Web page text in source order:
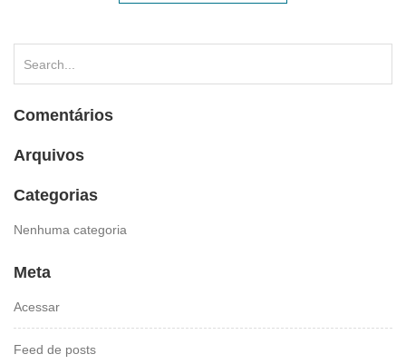
Comentários
Arquivos
Categorias
Nenhuma categoria
Meta
Acessar
Feed de posts